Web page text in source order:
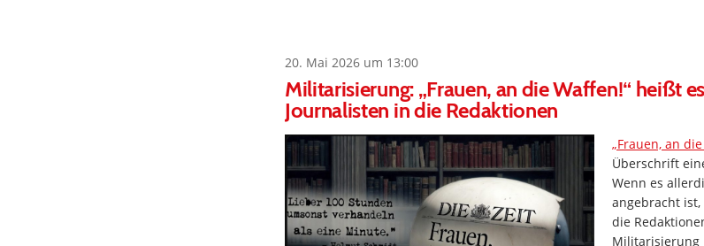
20. Mai 2026 um 13:00
Militarisierung: „Frauen, an die Waffen!“ heißt
Journalisten in die Redaktionen
„Frauen, an
Überschrift
Wenn es
angebracht
die
Militarisierung